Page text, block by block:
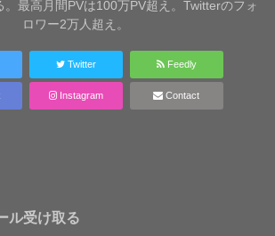
。最高月間PVは100万PV超え。Twitterのフォ
ロワー2万人超え。
Twitter Feedly
Instagram Contact
ル受け取る